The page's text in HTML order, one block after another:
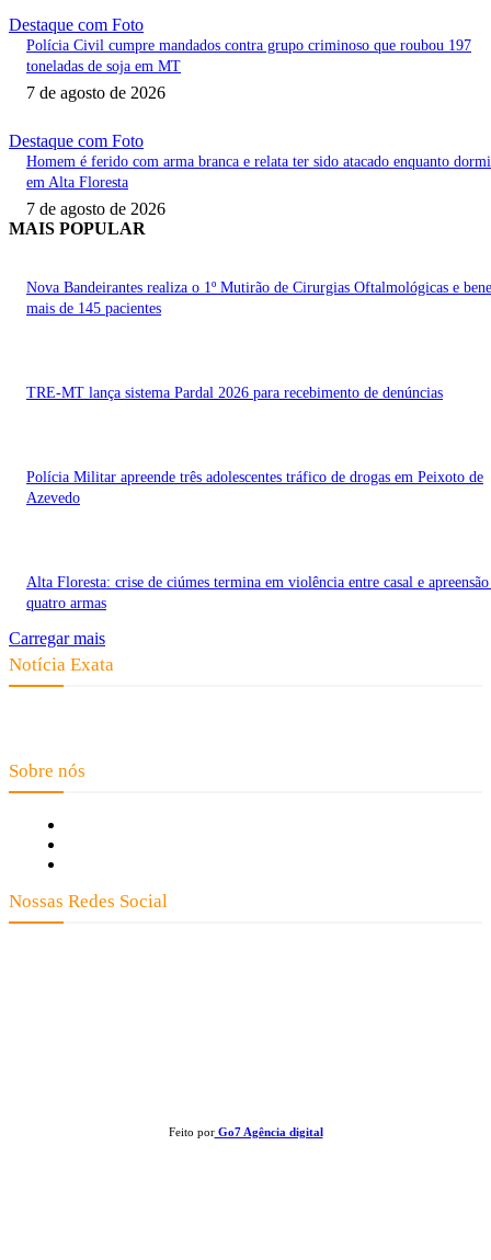
Destaque com Foto
Polícia Civil cumpre mandados contra grupo criminoso que roubou 197
toneladas de soja em MT
7 de agosto de 2026
Destaque com Foto
Homem é ferido com arma branca e relata ter sido atacado enquanto
em Alta Floresta
7 de agosto de 2026
MAIS POPULAR
Nova Bandeirantes realiza o 1º Mutirão de Cirurgias Oftalmológicas e
mais de 145 pacientes
TRE-MT lança sistema Pardal 2026 para recebimento de denúncias
Polícia Militar apreende três adolescentes tráfico de drogas em Peixoto de
Azevedo
Alta Floresta: crise de ciúmes termina em violência entre casal e apreensão
quatro armas
Carregar mais
Notícia Exata
Sobre nós
Nossas Redes Social
Feito porGo7 Agência digital